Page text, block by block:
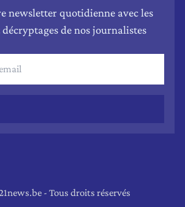
newsletter quotidienne avec les
décryptages de nos journalistes
- Tous droits réservés